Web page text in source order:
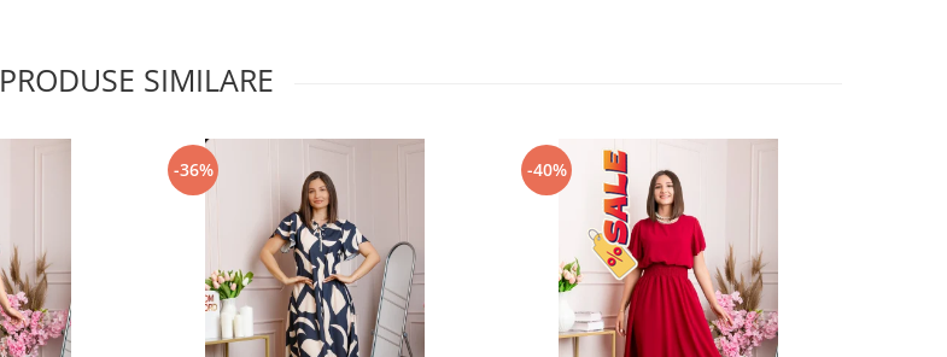
PRODUSE SIMILARE
-36% -40%